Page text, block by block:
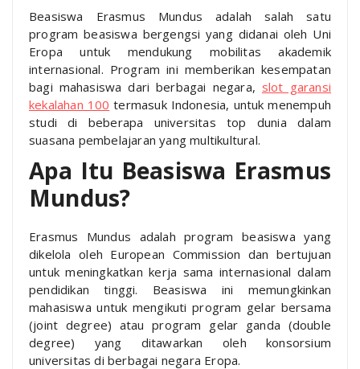
Beasiswa Erasmus Mundus adalah salah satu
program beasiswa bergengsi yang didanai oleh Uni
Eropa untuk mendukung mobilitas akademik
internasional. Program ini memberikan kesempatan
bagi mahasiswa dari berbagai negara, slot garansi
kekalahan 100 termasuk Indonesia, untuk menempuh
studi di beberapa universitas top dunia dalam
suasana pembelajaran yang multikultural.
Apa Itu Beasiswa Erasmus
Mundus?
Erasmus Mundus adalah program beasiswa yang
dikelola oleh European Commission dan bertujuan
untuk meningkatkan kerja sama internasional dalam
pendidikan tinggi. Beasiswa ini memungkinkan
mahasiswa untuk mengikuti program gelar bersama
(joint degree) atau program gelar ganda (double
degree) yang ditawarkan oleh konsorsium
universitas di berbagai negara Eropa.